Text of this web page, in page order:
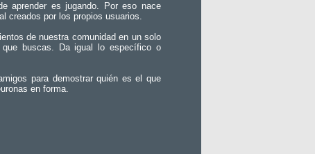
aprender es jugando. Por eso nace
creados por los propios usuarios.
de nuestra comunidad en un solo
buscas. Da igual lo específico o
para demostrar quién es el que
en forma.